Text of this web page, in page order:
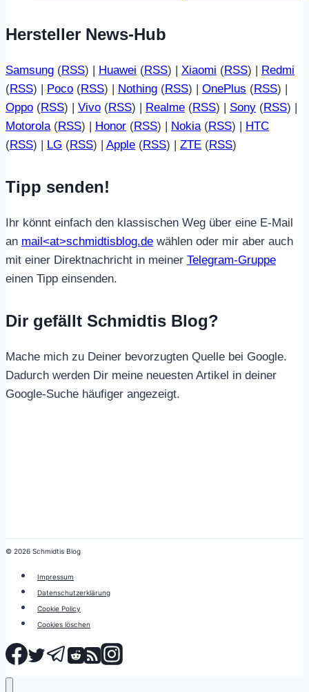
Hersteller News-Hub
Samsung (RSS) | Huawei (RSS) | Xiaomi (RSS) | Redmi
(RSS) | Poco (RSS) | Nothing (RSS) | OnePlus (RSS) |
Oppo (RSS) | Vivo (RSS) | Realme (RSS) | Sony (RSS) |
Motorola (RSS) | Honor (RSS) | Nokia (RSS) | HTC
(RSS) | LG (RSS) | Apple (RSS) | ZTE (RSS)
Tipp senden!
Ihr könnt einfach den klassischen Weg über eine E-Mail
an mail<at>schmidtisblog.de wählen oder mir aber auch
mit einer Direktnachricht in meiner Telegram-Gruppe
einen Tipp einsenden.
Dir gefällt Schmidtis Blog?
Mache mich zu Deiner bevorzugten Quelle bei Google.
Dadurch werden Dir meine neuesten Artikel in deiner
Google-Suche häufiger angezeigt.
© 2026 Schmidtis Blog
Impressum
Datenschutzerklärung
Cookie Policy
Cookies löschen